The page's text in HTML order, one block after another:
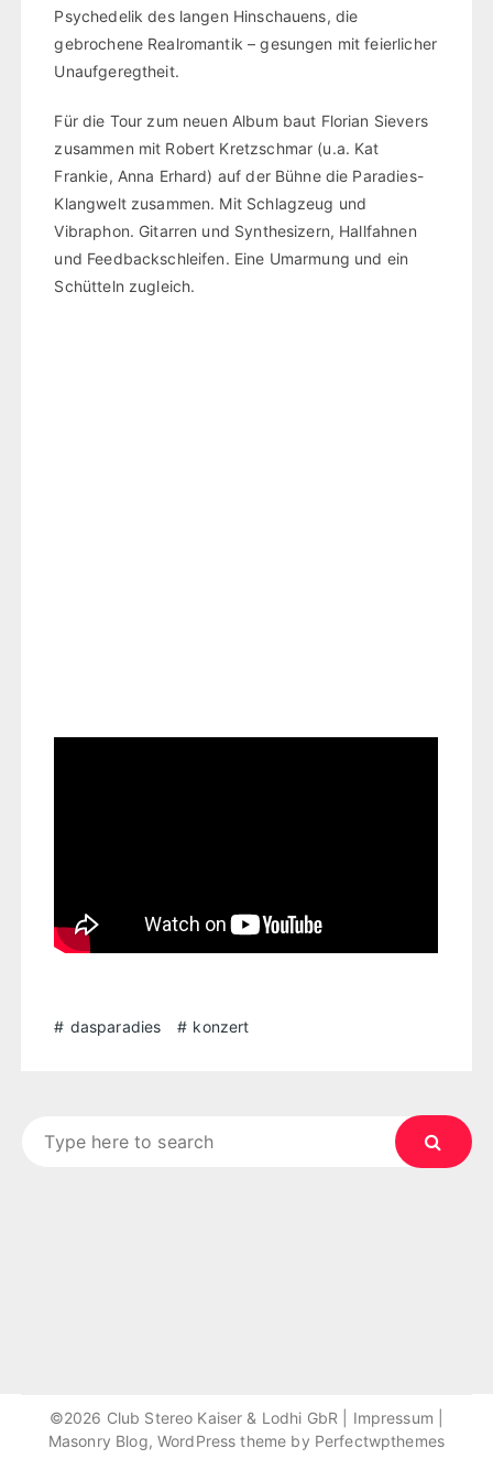
Psychedelik des langen Hinschauens, die
gebrochene Realromantik – gesungen mit feierlicher
Unaufgeregtheit.
Für die Tour zum neuen Album baut Florian Sievers
zusammen mit Robert Kretzschmar (u.a. Kat
Frankie, Anna Erhard) auf der Bühne die Paradies-
Klangwelt zusammen. Mit Schlagzeug und
Vibraphon. Gitarren und Synthesizern, Hallfahnen
und Feedbackschleifen. Eine Umarmung und ein
Schütteln zugleich.
dasparadies konzert
©2026 Club Stereo Kaiser & Lodhi GbR | Impressum
Masonry Blog, WordPress theme by Perfectwpthemes